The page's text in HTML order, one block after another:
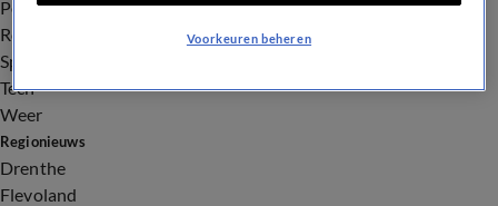
Politiek
Royalty
Sport
Tech
Weer
Regionieuws
Drenthe
Flevoland
Voorkeuren beheren